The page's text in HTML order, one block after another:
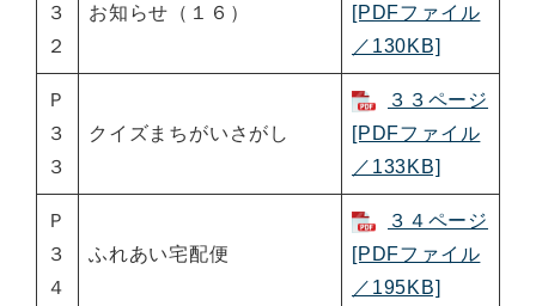
３
２
お知らせ（１６）
[PDFファイル
／130KB]
Ｐ
３
３
クイズまちがいさがし
３３ページ
[PDFファイル
／133KB]
Ｐ
３
４
ふれあい宅配便
３４ページ
[PDFファイル
／195KB]